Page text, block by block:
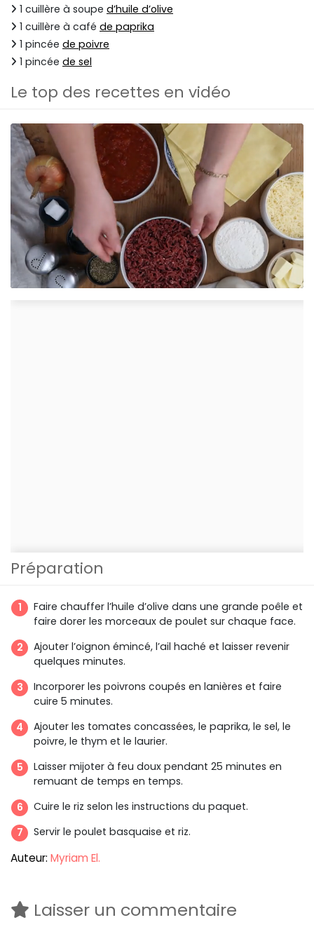
1 cuillère à soupe d’huile d’olive
1 cuillère à café de paprika
1 pincée de poivre
1 pincée de sel
Le top des recettes en vidéo
Préparation
Faire chauffer l’huile d’olive dans une grande poêle et
faire dorer les morceaux de poulet sur chaque face.
Ajouter l’oignon émincé, l’ail haché et laisser revenir
quelques minutes.
Incorporer les poivrons coupés en lanières et faire
cuire 5 minutes.
Ajouter les tomates concassées, le paprika, le sel, le
poivre, le thym et le laurier.
Laisser mijoter à feu doux pendant 25 minutes en
remuant de temps en temps.
Cuire le riz selon les instructions du paquet.
Servir le poulet basquaise et riz.
Auteur: Myriam El.
Laisser un commentaire